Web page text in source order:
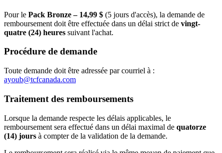
Pour le Pack Bronze – 14,99 $ (5 jours d'accès), la demande de
remboursement doit être effectuée dans un délai strict de vingt-
quatre (24) heures suivant l'achat.
Procédure de demande
Toute demande doit être adressée par courriel à :
ayoub@tcfcanada.com
Traitement des remboursements
Lorsque la demande respecte les délais applicables, le
remboursement sera effectué dans un délai maximal de quatorze
(14) jours à compter de la validation de la demande.